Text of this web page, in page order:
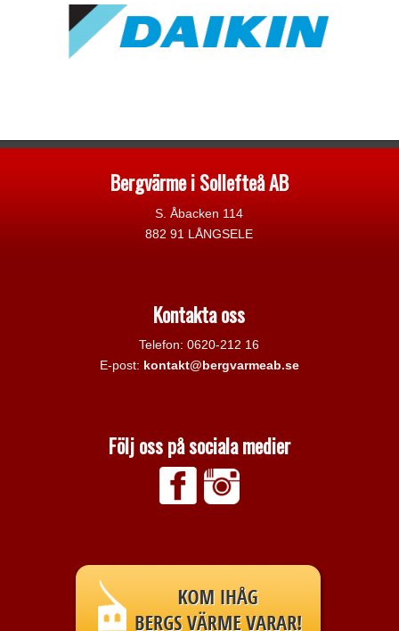
Bergvärme i Sollefteå AB
S. Åbacken 114
882 91 LÅNGSELE
Kontakta oss
Telefon: 0620-212 16
E-post: kontakt@bergvarmeab.se
Följ oss på sociala medier